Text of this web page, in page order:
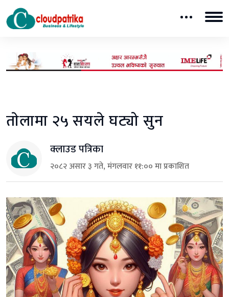
ताेलामा २५ सयले घट्यो सुन
क्लाउड पत्रिका
२०८२ असार ३ गते, मंगलवार ११:०० मा प्रकाशित